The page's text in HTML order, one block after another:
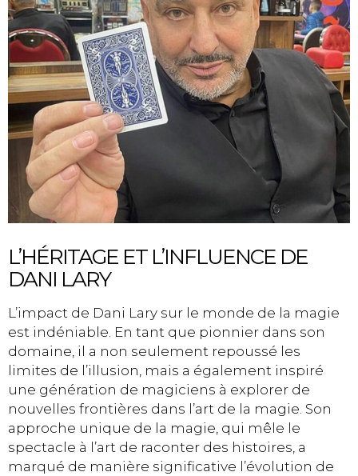
L’HÉRITAGE ET L’INFLUENCE DE
DANI LARY
L’impact de Dani Lary sur le monde de la magie
est indéniable. En tant que pionnier dans son
domaine, il a non seulement repoussé les
limites de l’illusion, mais a également inspiré
une génération de magiciens à explorer de
nouvelles frontières dans l’art de la magie. Son
approche unique de la magie, qui mêle le
spectacle à l’art de raconter des histoires, a
marqué de manière significative l’évolution de